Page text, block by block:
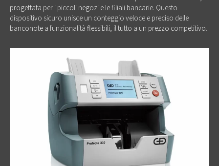
progettata per i piccoli negozi e le filiali bancarie. Questo
dispositivo sicuro unisce un conteggio veloce e preciso delle
banconote a funzionalità flessibili, il tutto a un prezzo competitivo.